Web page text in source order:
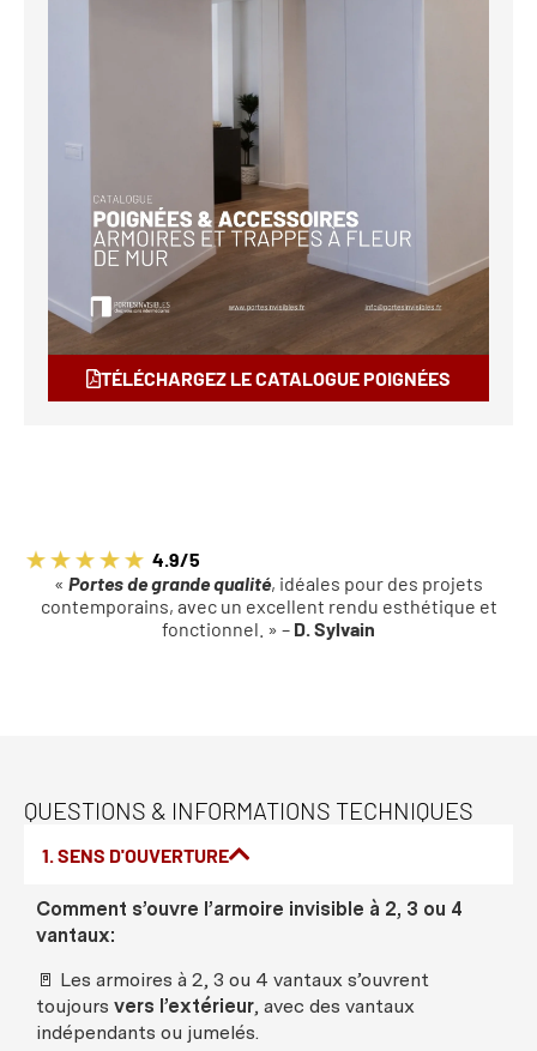
TÉLÉCHARGEZ LE CATALOGUE POIGNÉES
4.9/5
« Portes de grande qualité, idéales pour des projets
contemporains, avec un excellent rendu esthétique et
fonctionnel. » – D. Sylvain
QUESTIONS & INFORMATIONS TECHNIQUES
1. SENS D'OUVERTURE
Comment s’ouvre l’armoire invisible à 2, 3 ou 4
vantaux:
🚪 Les armoires à 2, 3 ou 4 vantaux s’ouvrent
toujours vers l’extérieur, avec des vantaux
indépendants ou jumelés.